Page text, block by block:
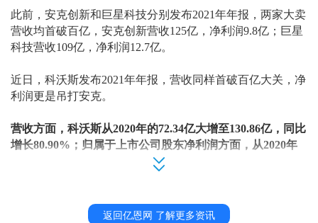
此前，安克创新和巨星科技分别发布2021年年报，两家大卖
营收均首破百亿，安克创新营收125亿，净利润9.8亿；巨星
科技营收109亿，净利润12.7亿。
近日 ， 科沃斯发布2021年年报 ， 营收同样首破百亿大关，净
利润更是吊打安克。
营收方面，科沃斯从2020年的72.34亿大增至130.86亿， 同比
增长80.90% ； 归属于上市公司股东净利润方面，从2020年
20.10亿元，同比大增213.51%。
返回亿恩网 了解更多资讯